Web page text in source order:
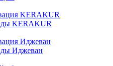
KERAKUR
KERAKUR
Иджеван
Иджеван